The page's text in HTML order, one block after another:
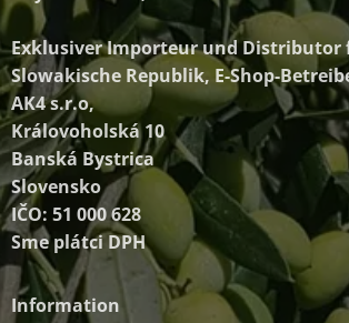
Exklusiver Importeur und Distributor
Slowakische Republik, E-Shop-
AK4 s.r.o,
Královoholská 10
Banská Bystrica
Slovensko
IČO: 51 000 628
Sme plátci DPH
Information